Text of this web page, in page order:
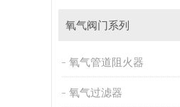
氧气阀门系列
氧气管道阻火器
氧气过滤器